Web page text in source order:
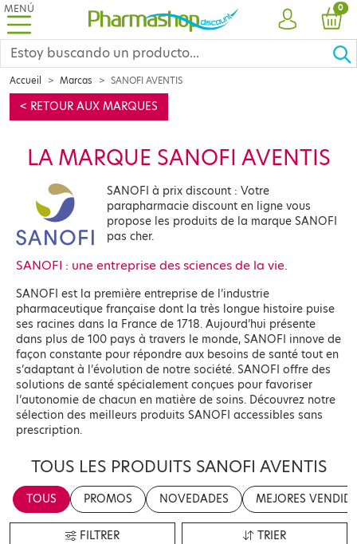
MENÚ
CUENTA
0
Accueil Marcas SANOFI AVENTIS
< RETOUR AUX MARQUES
LA MARQUE SANOFI AVENTIS
SANOFI à prix discount : Votre
parapharmacie discount en ligne vous
propose les produits de la marque SANOFI
pas cher.
SANOFI : une entreprise des sciences de la vie.
SANOFI est la première entreprise de l’industrie
pharmaceutique française dont la très longue histoire puise
ses racines dans la France de 1718. Aujourd’hui présente
dans plus de 100 pays à travers le monde, SANOFI innove de
façon constante pour répondre aux besoins de santé tout en
s’adaptant à l’évolution de notre société. SANOFI offre des
solutions de santé spécialement conçues pour favoriser
l’autonomie de chacun en matière de soins. Découvrez notre
sélection des meilleurs produits SANOFI accessibles sans
prescription.
TOUS LES PRODUITS SANOFI AVENTIS
TOUS PROMOS NOVEDADES MEJORES
FILTRER TRIER